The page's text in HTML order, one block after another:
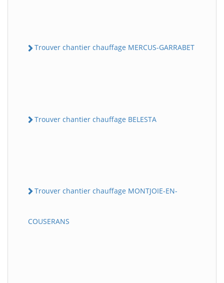
Trouver chantier chauffage MERCUS-GARRABET
Trouver chantier chauffage BELESTA
Trouver chantier chauffage MONTJOIE-EN-
COUSERANS